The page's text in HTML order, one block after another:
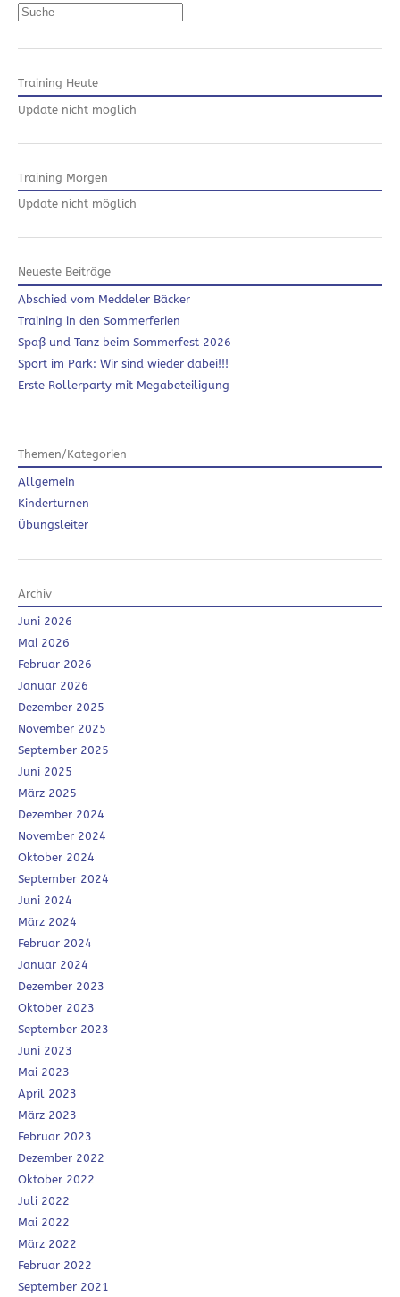
Suchen
Training Heute
Update nicht möglich
Training Morgen
Update nicht möglich
Neueste Beiträge
Abschied vom Meddeler Bäcker
Training in den Sommerferien
Spaß und Tanz beim Sommerfest 2026
Sport im Park: Wir sind wieder dabei!!!
Erste Rollerparty mit Megabeteiligung
Themen/Kategorien
Allgemein
Kinderturnen
Übungsleiter
Archiv
Juni 2026
Mai 2026
Februar 2026
Januar 2026
Dezember 2025
November 2025
September 2025
Juni 2025
März 2025
Dezember 2024
November 2024
Oktober 2024
September 2024
Juni 2024
März 2024
Februar 2024
Januar 2024
Dezember 2023
Oktober 2023
September 2023
Juni 2023
Mai 2023
April 2023
März 2023
Februar 2023
Dezember 2022
Oktober 2022
Juli 2022
Mai 2022
März 2022
Februar 2022
September 2021